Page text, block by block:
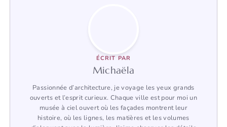
ÉCRIT PAR
Michaëla
Passionnée d’architecture, je voyage les yeux grands
ouverts et l’esprit curieux. Chaque ville est pour moi un
musée à ciel ouvert où les façades montrent leur
histoire, où les lignes, les matières et les volumes